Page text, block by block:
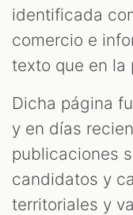
identificada
comercio e
texto que en la
Dicha página
y en días
publicaciones
candidatos y
territoriales y